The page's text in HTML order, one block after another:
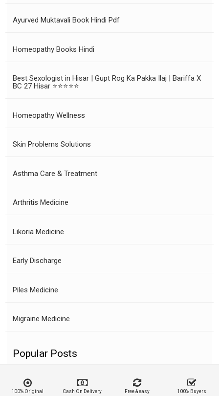
Ayurved Muktavali Book Hindi Pdf
Homeopathy Books Hindi
Best Sexologist in Hisar | Gupt Rog Ka Pakka Ilaj | Bariffa X
BC 27 Hisar ⭐⭐⭐⭐⭐
Homeopathy Wellness
Skin Problems Solutions
Asthma Care & Treatment
Arthritis Medicine
Likoria Medicine
Early Discharge
Piles Medicine
Migraine Medicine
Popular Posts
100% Original
Cash On Delivery
Free & easy
100% Buyers